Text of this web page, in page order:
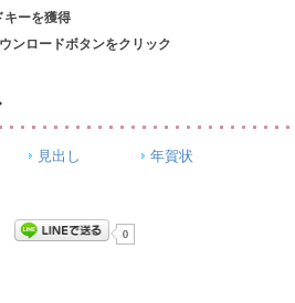
キーを獲得
ンロードボタンをクリック
見出し
年賀状
0